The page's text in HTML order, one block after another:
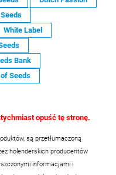
White Label
Bank
Seeds
opuść tę stronę.
są przetłumaczoną
holenderskich producentów
informacjami i